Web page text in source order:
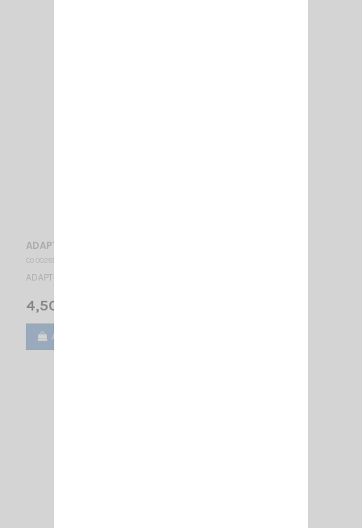
ADAPT- FME- M/SMA -M
CO 002857
ADAPT- FME- M/SMA -M
4,50 €
Ajouter au panier